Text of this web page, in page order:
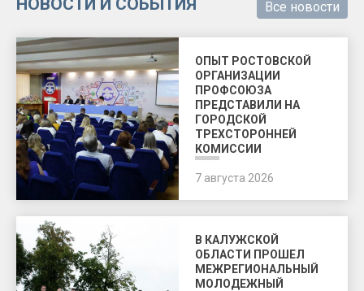
НОВОСТИ И СОБЫТИЯ Все новости
ОПЫТ РОСТОВСКОЙ
ОРГАНИЗАЦИИ
ПРОФСОЮЗА
ПРЕДСТАВИЛИ НА
ГОРОДСКОЙ
ТРЕХСТОРОННЕЙ
КОМИССИИ
7 августа 2026
В КАЛУЖСКОЙ
ОБЛАСТИ ПРОШЕЛ
МЕЖРЕГИОНАЛЬНЫЙ
МОЛОДЕЖНЫЙ